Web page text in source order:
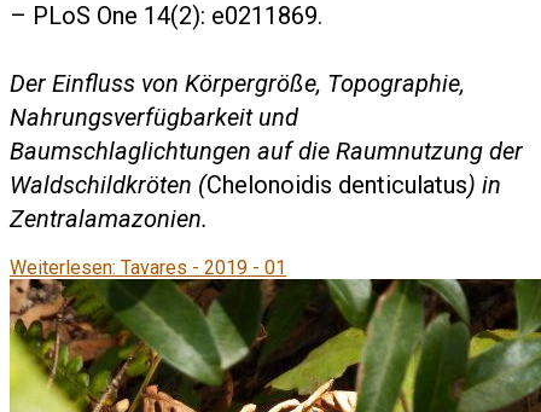
– PLoS One 14(2): e0211869.
Der Einfluss von Körpergröße, Topographie,
Nahrungsverfügbarkeit und
Baumschlaglichtungen auf die Raumnutzung der
Waldschildkröten (Chelonoidis denticulatus) in
Zentralamazonien.
Weiterlesen: Tavares - 2019 - 01